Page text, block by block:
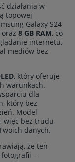
działania w
topowej
Galaxy S24
oraz 8 GB RAM, co
internetu,
mediów bez
, który oferuje
warunkach.
dla
który bez
Model
, więc bez trudu
danych.
że ten
–